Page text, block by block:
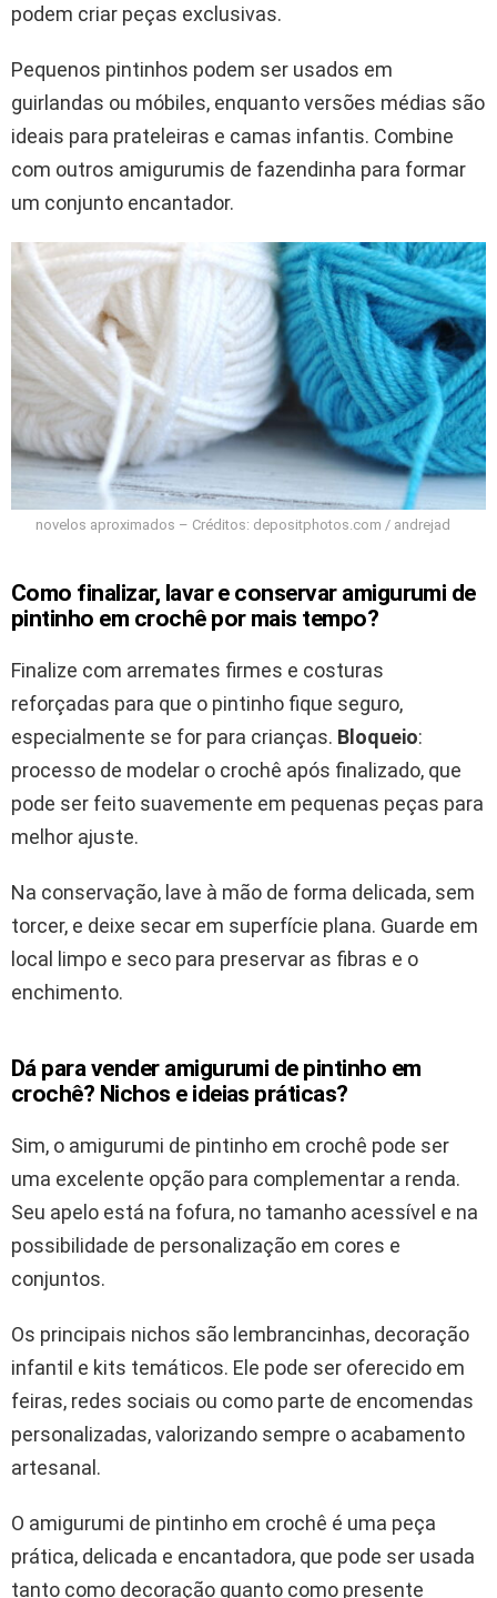
podem criar peças exclusivas.
Pequenos pintinhos podem ser usados em
guirlandas ou móbiles, enquanto versões médias são
ideais para prateleiras e camas infantis. Combine
com outros amigurumis de fazendinha para formar
um conjunto encantador.
novelos aproximados – Créditos: depositphotos.com / andrejad
Como finalizar, lavar e conservar amigurumi de
pintinho em crochê por mais tempo?
Finalize com arremates firmes e costuras
reforçadas para que o pintinho fique seguro,
especialmente se for para crianças. Bloqueio:
processo de modelar o crochê após finalizado, que
pode ser feito suavemente em pequenas peças para
melhor ajuste.
Na conservação, lave à mão de forma delicada, sem
torcer, e deixe secar em superfície plana. Guarde em
local limpo e seco para preservar as fibras e o
enchimento.
Dá para vender amigurumi de pintinho em
crochê? Nichos e ideias práticas?
Sim, o amigurumi de pintinho em crochê pode ser
uma excelente opção para complementar a renda.
Seu apelo está na fofura, no tamanho acessível e na
possibilidade de personalização em cores e
conjuntos.
Os principais nichos são lembrancinhas, decoração
infantil e kits temáticos. Ele pode ser oferecido em
feiras, redes sociais ou como parte de encomendas
personalizadas, valorizando sempre o acabamento
artesanal.
O amigurumi de pintinho em crochê é uma peça
prática, delicada e encantadora, que pode ser usada
tanto como decoração quanto como presente